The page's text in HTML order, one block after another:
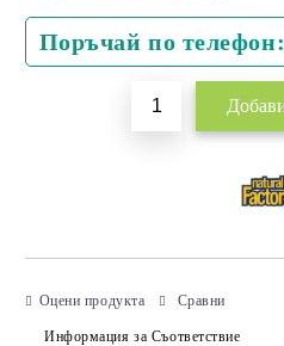
Поръчай по телефон:
Оцени продукта Сравни
Информация за Съответствие